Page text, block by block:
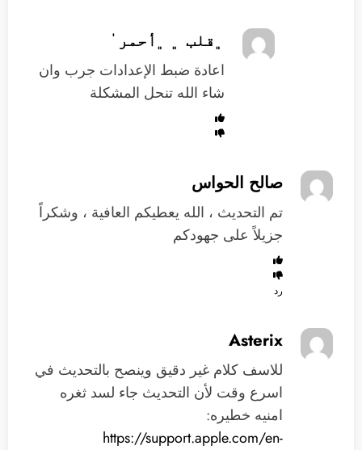
﮼قلب ﮼ ﮼أحمر ٰ
اعادة ضبط الإعدادات جرب وان
شاء الله تنحل المشكلة
صالح الحواس
تم التحديث ، الله يعطيكم العافية ، وشكراً
جزيلاً على جهودكم
رد
Asterix
للاسف كلام غير دقيق وينصح بالتحديث في
اسرع وقت لأن التحديث جاء لسد ثغره
امنيه خطيره:
https://support.apple.com/en-